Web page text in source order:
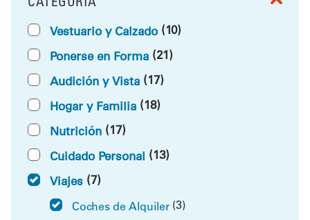
FILTRAR POR
Vestuario y Calzado (10)
Ponerse en Forma (21)
Audición y Vista (17)
Hogar y Familia (18)
Nutrición (17)
Cuidado Personal (13)
Viajes (7)
Coches de Alquiler (3)